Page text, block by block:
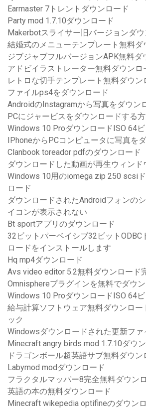
Earmaster 7トレントダウンロード
Party mod 1.7.10ダウンロード
Makerbotスライサー旧バージョンダ
結婚式のメニューテンプレート無料ダ
ジブジャブフルバージョンAPK無料ダ
アドビイラストレーター無料ダウンロ
レトロな切手テンプレート無料ダウ
ファイルps4をダウンロード
AndroidのInstagramから写真をダウン
PCにジャービスをダウンロードする
Windows 10 ProダウンロードISO 64ビ
IPhoneからPCコンピュータに写真を
Clanbook toreador pdfのダウンロード
ダウンロードした動画が再生ウィンド
Windows 10用のiomega zip 250 scsi
ロード
ダウンロードされたAndroidフォンの
イコンが表示されない
Bt sportアプリのダウンロード
32ビットパーベイシブ32ビットODBC
ロードをインストールします
Hq mp4ダウンロード
Avs video editor 5.2無料ダウンロード
Omn​​isphereプラグインを無料でダウ
Windows 10 ProダウンロードISO 64ビ
給与計算ソフトウェア無料ダウンロー
ック
Windowsダウンロードされた更新ファ
Minecraft angry birds mod 1.7.10ダウ
ドラゴンボール超英語サブ無料ダウン
Labymod modダウンロード
フラクタルマッパー8完全無料ダウン
英語の本の無料ダウンロード
Minecraft wikepedia optifineのダウン